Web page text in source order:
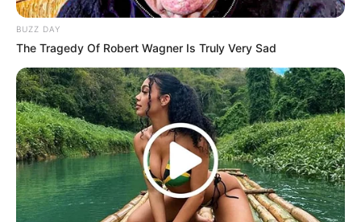
Pacar
–
Kekayaan
Tidak diketahui pasti berapa total kekayaan Alif Joerg,
kekayaannya berasal dari kariernya sebagai model, aktor.
Kontroversi
–
BUZZ DAY
The Tragedy Of Robert Wagner Is Truly Very Sad